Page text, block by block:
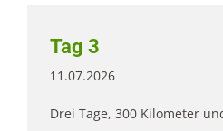
Tag 3
11.07.2026
Drei Tage, 300 Kilometer